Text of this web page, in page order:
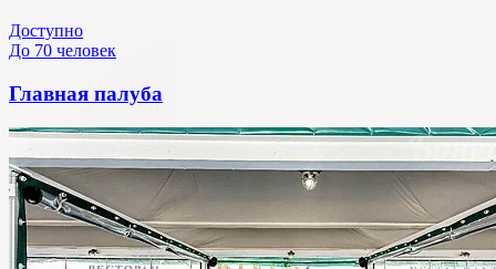
Доступно
До 70 человек
Главная палуба